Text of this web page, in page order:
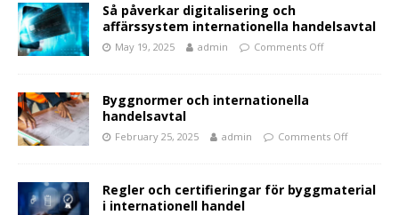
Så påverkar digitalisering och
affärssystem internationella handelsavtal
May 19, 2025 admin Comments Off
Byggnormer och internationella
handelsavtal
February 25, 2025 admin Comments Off
Regler och certifieringar för byggmaterial
i internationell handel